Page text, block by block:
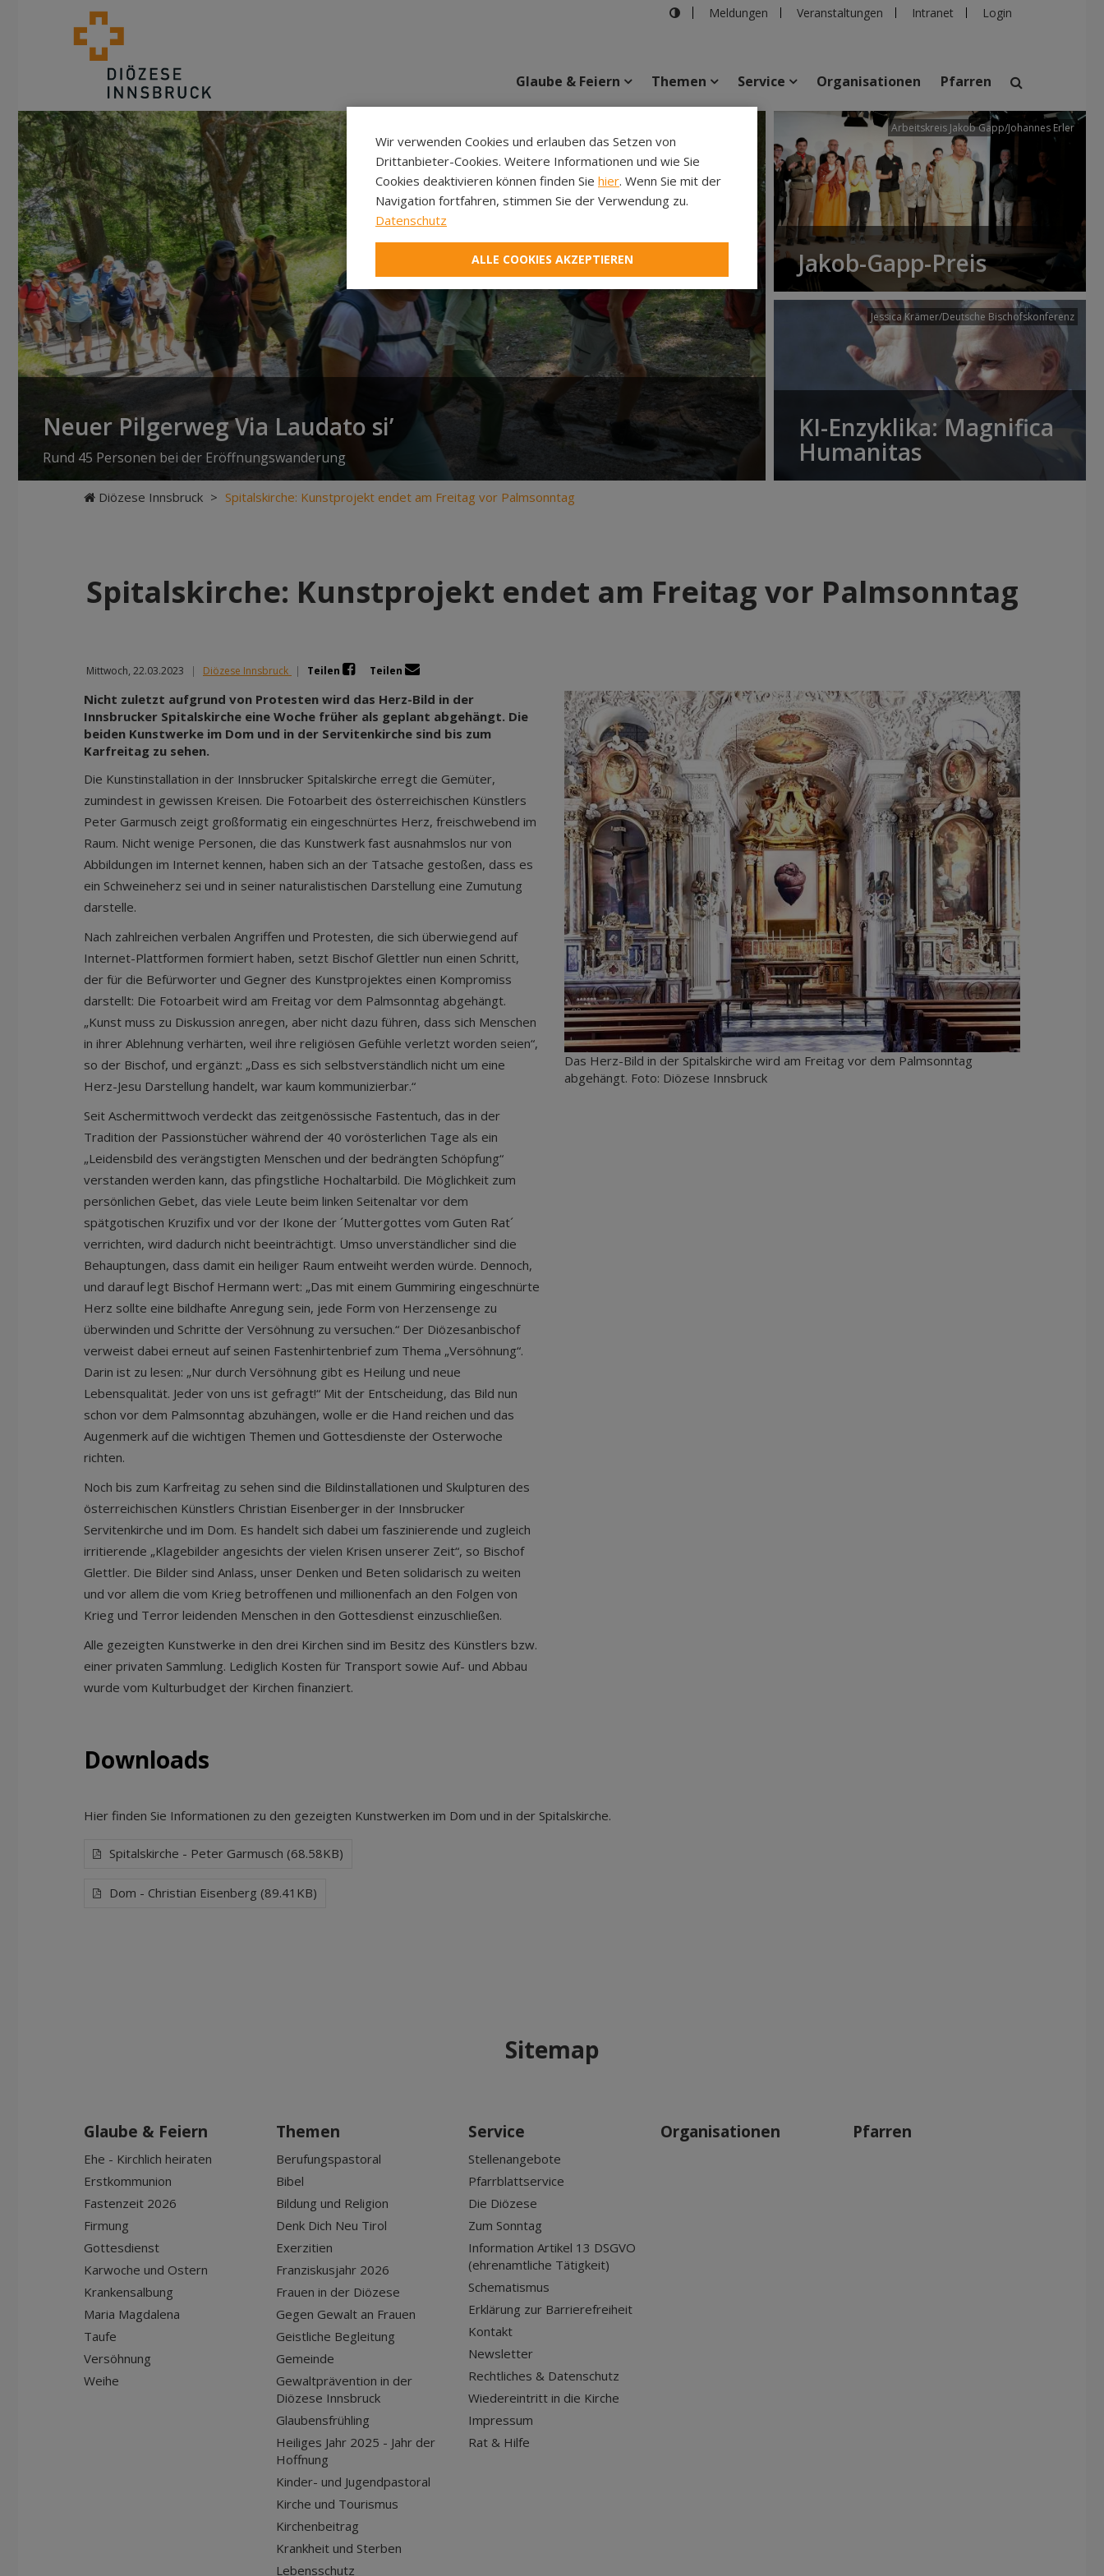
Meldungen Veranstaltungen Intranet Login
suchen
Veranstaltungen Personen Pfarren Einrichtungen
Glaube & Feiern Themen Service Organisationen Pfarren
Neuer Pilgerweg Via Laudato si’
Rund 45 Personen bei der Eröffnungswanderung
Arbeitskreis Jakob Gapp/Johannes Erler
Jakob-Gapp-Preis
Jessica Krämer/Deutsche Bischofskonferenz
KI-Enzyklika: Magnifica
Humanitas
Diözese Innsbruck > Spitalskirche: Kunstprojekt endet am Freitag vor Palmsonntag
Spitalskirche: Kunstprojekt endet am Freitag vor Palmsonntag
Mittwoch, 22.03.2023 | Diözese Innsbruck | Teilen Teilen
Nicht zuletzt aufgrund von Protesten wird das Herz-Bild in der
Innsbrucker Spitalskirche eine Woche früher als geplant abgehängt. Die
beiden Kunstwerke im Dom und in der Servitenkirche sind bis zum
Karfreitag zu sehen.
Die Kunstinstallation in der Innsbrucker Spitalskirche erregt die Gemüter,
zumindest in gewissen Kreisen. Die Fotoarbeit des österreichischen Künstlers
Peter Garmusch zeigt großformatig ein eingeschnürtes Herz, freischwebend im
Raum. Nicht wenige Personen, die das Kunstwerk fast ausnahmslos nur von
Abbildungen im Internet kennen, haben sich an der Tatsache gestoßen, dass es
ein Schweineherz sei und in seiner naturalistischen Darstellung eine Zumutung
darstelle.
Nach zahlreichen verbalen Angriffen und Protesten, die sich überwiegend auf
Internet-Plattformen formiert haben, setzt Bischof Glettler nun einen Schritt,
der für die Befürworter und Gegner des Kunstprojektes einen Kompromiss
darstellt: Die Fotoarbeit wird am Freitag vor dem Palmsonntag abgehängt.
„Kunst muss zu Diskussion anregen, aber nicht dazu führen, dass sich Menschen
in ihrer Ablehnung verhärten, weil ihre religiösen Gefühle verletzt worden seien“,
so der Bischof, und ergänzt: „Dass es sich selbstverständlich nicht um eine
Herz-Jesu Darstellung handelt, war kaum kommunizierbar.“
Seit Aschermittwoch verdeckt das zeitgenössische Fastentuch, das in der
Tradition der Passionstücher während der 40 vorösterlichen Tage als ein
„Leidensbild des verängstigten Menschen und der bedrängten Schöpfung“
verstanden werden kann, das pfingstliche Hochaltarbild. Die Möglichkeit zum
persönlichen Gebet, das viele Leute beim linken Seitenaltar vor dem
spätgotischen Kruzifix und vor der Ikone der ´Muttergottes vom Guten Rat´
verrichten, wird dadurch nicht beeinträchtigt. Umso unverständlicher sind die
Behauptungen, dass damit ein heiliger Raum entweiht werden würde. Dennoch,
und darauf legt Bischof Hermann wert: „Das mit einem Gummiring eingeschnürte
Herz sollte eine bildhafte Anregung sein, jede Form von Herzensenge zu
überwinden und Schritte der Versöhnung zu versuchen.“ Der Diözesanbischof
verweist dabei erneut auf seinen Fastenhirtenbrief zum Thema „Versöhnung“.
Darin ist zu lesen: „Nur durch Versöhnung gibt es Heilung und neue
Lebensqualität. Jeder von uns ist gefragt!“ Mit der Entscheidung, das Bild nun
schon vor dem Palmsonntag abzuhängen, wolle er die Hand reichen und das
Augenmerk auf die wichtigen Themen und Gottesdienste der Osterwoche
richten.
Noch bis zum Karfreitag zu sehen sind die Bildinstallationen und Skulpturen des
österreichischen Künstlers Christian Eisenberger in der Innsbrucker
Servitenkirche und im Dom. Es handelt sich dabei um faszinierende und zugleich
irritierende „Klagebilder angesichts der vielen Krisen unserer Zeit“, so Bischof
Glettler. Die Bilder sind Anlass, unser Denken und Beten solidarisch zu weiten
und vor allem die vom Krieg betroffenen und millionenfach an den Folgen von
Krieg und Terror leidenden Menschen in den Gottesdienst einzuschließen.
Alle gezeigten Kunstwerke in den drei Kirchen sind im Besitz des Künstlers bzw.
einer privaten Sammlung. Lediglich Kosten für Transport sowie Auf- und Abbau
wurde vom Kulturbudget der Kirchen finanziert.
Das Herz-Bild in der Spitalskirche wird am Freitag vor dem Palmsonntag
abgehängt. Foto: Diözese Innsbruck
Downloads
Hier finden Sie Informationen zu den gezeigten Kunstwerken im Dom und in der Spitalskirche.
Spitalskirche - Peter Garmusch (68.58KB)
Dom - Christian Eisenberg (89.41KB)
Sitemap
Glaube & Feiern
Ehe - Kirchlich heiraten
Erstkommunion
Fastenzeit 2026
Firmung
Gottesdienst
Karwoche und Ostern
Krankensalbung
Maria Magdalena
Taufe
Versöhnung
Weihe
Themen
Berufungspastoral
Bibel
Bildung und Religion
Denk Dich Neu Tirol
Exerzitien
Franziskusjahr 2026
Frauen in der Diözese
Gegen Gewalt an Frauen
Geistliche Begleitung
Gemeinde
Gewaltprävention in der
Diözese Innsbruck
Glaubensfrühling
Heiliges Jahr 2025 - Jahr der
Hoffnung
Kinder- und Jugendpastoral
Kirche und Tourismus
Kirchenbeitrag
Krankheit und Sterben
Lebensschutz
Service
Stellenangebote
Pfarrblattservice
Die Diözese
Zum Sonntag
Information Artikel 13 DSGVO
(ehrenamtliche Tätigkeit)
Schematismus
Erklärung zur Barrierefreiheit
Kontakt
Newsletter
Rechtliches & Datenschutz
Wiedereintritt in die Kirche
Impressum
Rat & Hilfe
Organisationen Pfarren
Wir verwenden Cookies und erlauben das Setzen von
Drittanbieter-Cookies. Weitere Informationen und wie Sie
Cookies deaktivieren können finden Sie hier. Wenn Sie mit der
Navigation fortfahren, stimmen Sie der Verwendung zu.
Datenschutz
ALLE COOKIES AKZEPTIEREN